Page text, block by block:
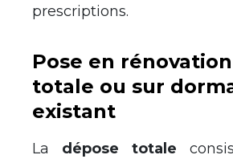
prescriptions.
Pose en
totale ou sur
existant
La dépose totale